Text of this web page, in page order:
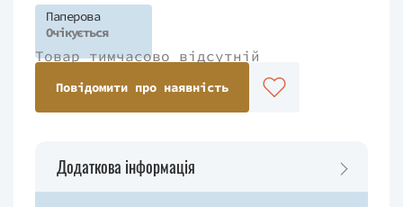
Паперова
Очікується
Товар тимчасово відсутній
Повідомити про наявність
Додаткова інформація